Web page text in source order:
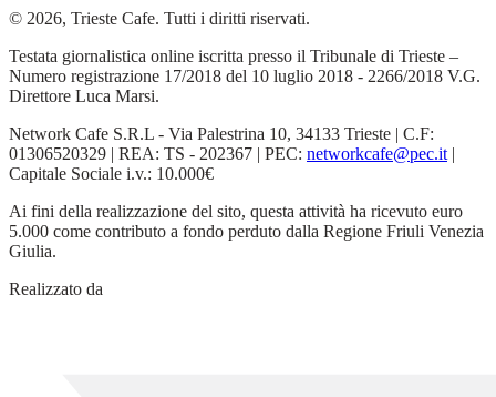
© 2026, Trieste Cafe. Tutti i diritti riservati.
Testata giornalistica online iscritta presso il Tribunale di Trieste –
Numero registrazione 17/2018 del 10 luglio 2018 - 2266/2018 V.G.
Direttore Luca Marsi.
Network Cafe S.R.L - Via Palestrina 10, 34133 Trieste | C.F:
01306520329 | REA: TS - 202367 | PEC: networkcafe@pec.it |
Capitale Sociale i.v.: 10.000€
Ai fini della realizzazione del sito, questa attività ha ricevuto euro
5.000 come contributo a fondo perduto dalla Regione Friuli Venezia
Giulia.
Realizzato da